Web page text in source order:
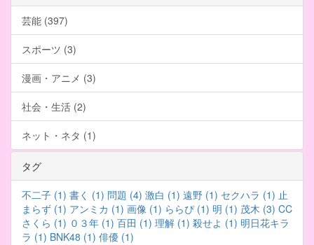
芸能 (397)
スポーツ (3)
漫画・アニメ (3)
社会・生活 (2)
ネット・ネタ (1)
タグ
不二子 (1) 書く (1) 問題 (4) 激白 (1) 遠野 (1) セクハラ (1) 止
まらず (1) アンミカ (1) 画像 (1) ららぴ (1) 明 (1) 茂木 (3) CC
さくら (1) ０３年 (1) 百田 (1) 理解 (1) 殺せよ (1) 明日花キラ
ラ (1) BNK48 (1) 俳優 (1)